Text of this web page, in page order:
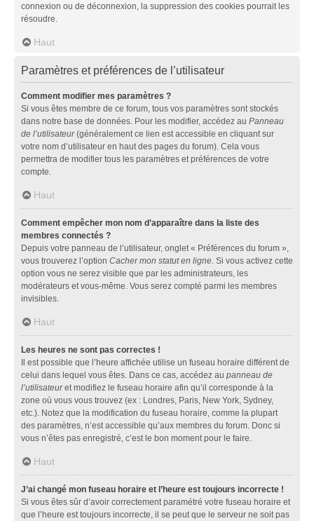
connexion ou de déconnexion, la suppression des cookies pourrait les
résoudre.
Haut
Paramètres et préférences de l’utilisateur
Comment modifier mes paramètres ?
Si vous êtes membre de ce forum, tous vos paramètres sont stockés
dans notre base de données. Pour les modifier, accédez au Panneau
de l’utilisateur(généralement ce lien est accessible en cliquant sur
votre nom d’utilisateur en haut des pages du forum). Cela vous
permettra de modifier tous les paramètres et préférences de votre
compte.
Haut
Comment empêcher mon nom d’apparaître dans la liste des
membres connectés ?
Depuis votre panneau de l’utilisateur, onglet « Préférences du forum »,
vous trouverez l’option Cacher mon statut en ligne . Si vous activez cette
option vous ne serez visible que par les administrateurs, les
modérateurs et vous-même. Vous serez compté parmi les membres
invisibles.
Haut
Les heures ne sont pas correctes !
Il est possible que l’heure affichée utilise un fuseau horaire différent de
celui dans lequel vous êtes. Dans ce cas, accédez au panneau de
l’utilisateuret modifiez le fuseau horaire afin qu’il corresponde à la
zone où vous vous trouvez (ex : Londres, Paris, New York, Sydney,
etc.). Notez que la modification du fuseau horaire, comme la plupart
des paramètres, n’est accessible qu’aux membres du forum. Donc si
vous n’êtes pas enregistré, c’est le bon moment pour le faire.
Haut
J’ai changé mon fuseau horaire et l’heure est toujours incorrecte !
Si vous êtes sûr d’avoir correctement paramétré votre fuseau horaire et
que l’heure est toujours incorrecte, il se peut que le serveur ne soit pas